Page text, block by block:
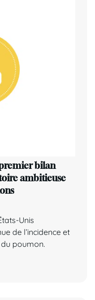
bilan
ambitieuse
Unis
de l’incidence et
poumon.